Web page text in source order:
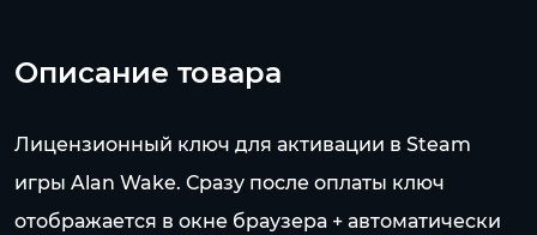
Описание товара
Лицензионный ключ для активации в Steam
игры Alan Wake. Сразу после оплаты ключ
отображается в окне браузера + автоматически